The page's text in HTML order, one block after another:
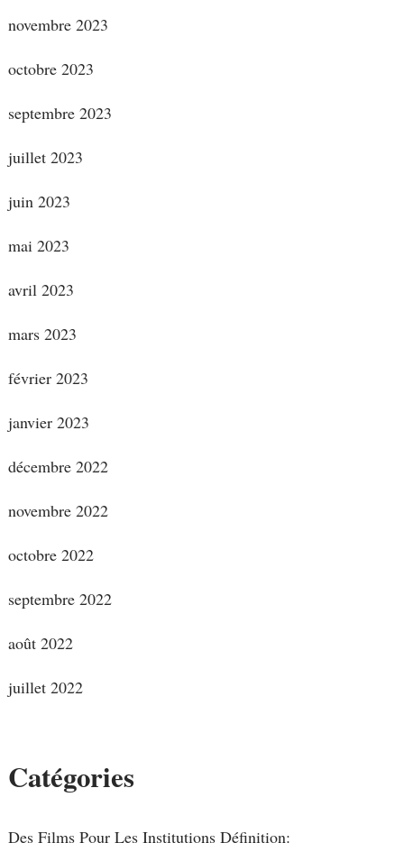
novembre 2023
octobre 2023
septembre 2023
juillet 2023
juin 2023
mai 2023
avril 2023
mars 2023
février 2023
janvier 2023
décembre 2022
novembre 2022
octobre 2022
septembre 2022
août 2022
juillet 2022
Catégories
Des Films Pour Les Institutions Définition: